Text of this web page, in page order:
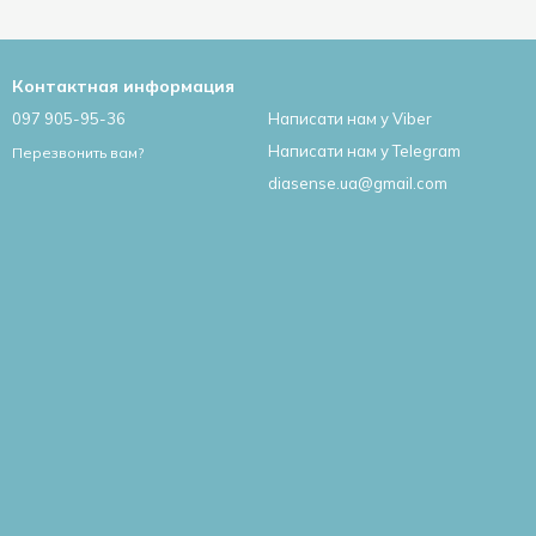
Контактная информация
097 905-95-36
Перезвонить вам?
Написати нам у Viber
Написати нам у Telegram
diasense.ua@gmail.com